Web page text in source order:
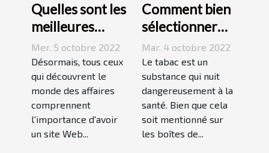
Quelles sont les
meilleures
stratégies de
netlinking ?
Mer. 5 octobre 2022
Désormais, tous ceux
qui découvrent le
monde des affaires
comprennent
l'importance d'avoir
un site Web...
Comment bien
sélectionner
une cigarette
électronique ?
Mar. 4 octobre 2022
Le tabac est un
substance qui nuit
dangereusement à la
santé. Bien que cela
soit mentionné sur
les boîtes de...